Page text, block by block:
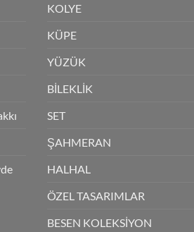
KOLYE
KÜPE
YÜZÜK
BİLEKLİK
SET
ŞAHMERAN
HALHAL
ÖZEL TASARIMLAR
BESEN KOLEKSİYON